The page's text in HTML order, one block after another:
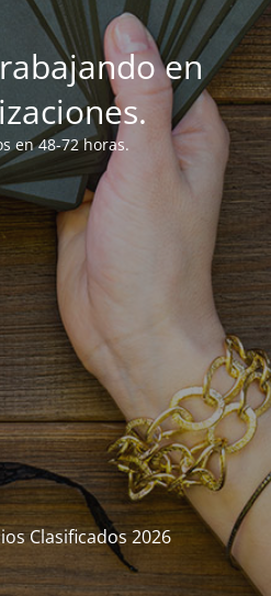
en
en 48-72 horas.
Clasificados 2026